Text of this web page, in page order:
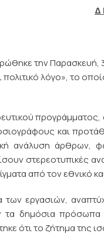
Δ
την Παρασκευή,
λόγο», το
και
ανάλυση άρθρων,
στερεοτυπικές
από τον εθνικό
των εργασιών,
δημόσια πρόσωπα
ότι το ζήτημα της